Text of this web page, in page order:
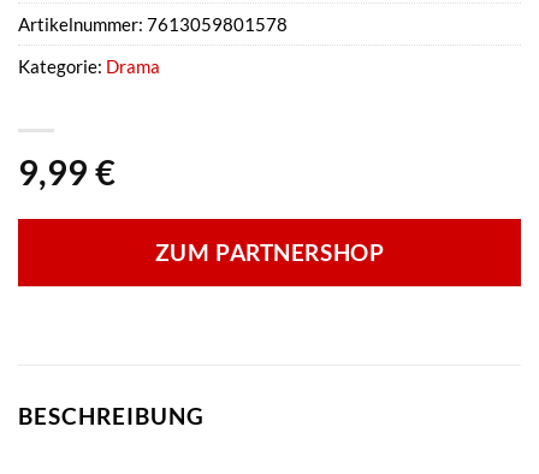
9,99 €
ZUM PARTNERSHOP
Artikelnummer: 7613059801578
Kategorie: Drama
BESCHREIBUNG